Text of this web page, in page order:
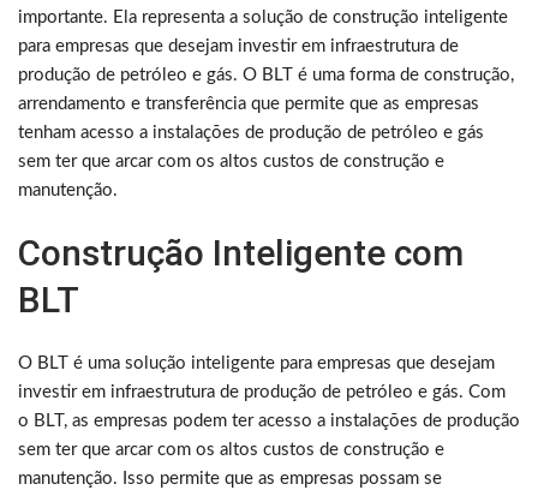
importante. Ela representa a solução de construção inteligente
para empresas que desejam investir em infraestrutura de
produção de petróleo e gás. O BLT é uma forma de construção,
arrendamento e transferência que permite que as empresas
tenham acesso a instalações de produção de petróleo e gás
sem ter que arcar com os altos custos de construção e
manutenção.
Construção Inteligente com
BLT
O BLT é uma solução inteligente para empresas que desejam
investir em infraestrutura de produção de petróleo e gás. Com
o BLT, as empresas podem ter acesso a instalações de produção
sem ter que arcar com os altos custos de construção e
manutenção. Isso permite que as empresas possam se